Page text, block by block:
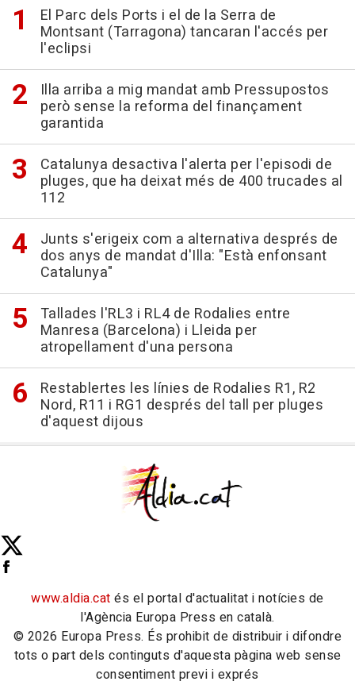
El Parc dels Ports i el de la Serra de
Montsant (Tarragona) tancaran l'accés per
l'eclipsi
Illa arriba a mig mandat amb Pressupostos
però sense la reforma del finançament
garantida
Catalunya desactiva l'alerta per l'episodi de
pluges, que ha deixat més de 400 trucades al
112
Junts s'erigeix com a alternativa després de
dos anys de mandat d'Illa: "Està enfonsant
Catalunya"
Tallades l'RL3 i RL4 de Rodalies entre
Manresa (Barcelona) i Lleida per
atropellament d'una persona
Restablertes les línies de Rodalies R1, R2
Nord, R11 i RG1 després del tall per pluges
d'aquest dijous
www.aldia.cat és el portal d'actualitat i notícies de
l'Agència Europa Press en català.
© 2026 Europa Press. És prohibit de distribuir i difondre
tots o part dels continguts d'aquesta pàgina web sense
consentiment previ i exprés